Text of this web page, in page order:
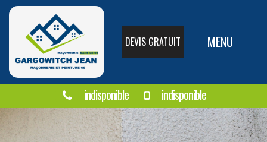
DEVIS GRATUIT MENU
indisponible indisponible